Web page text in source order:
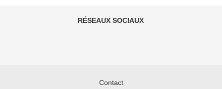
RÉSEAUX SOCIAUX
Contact